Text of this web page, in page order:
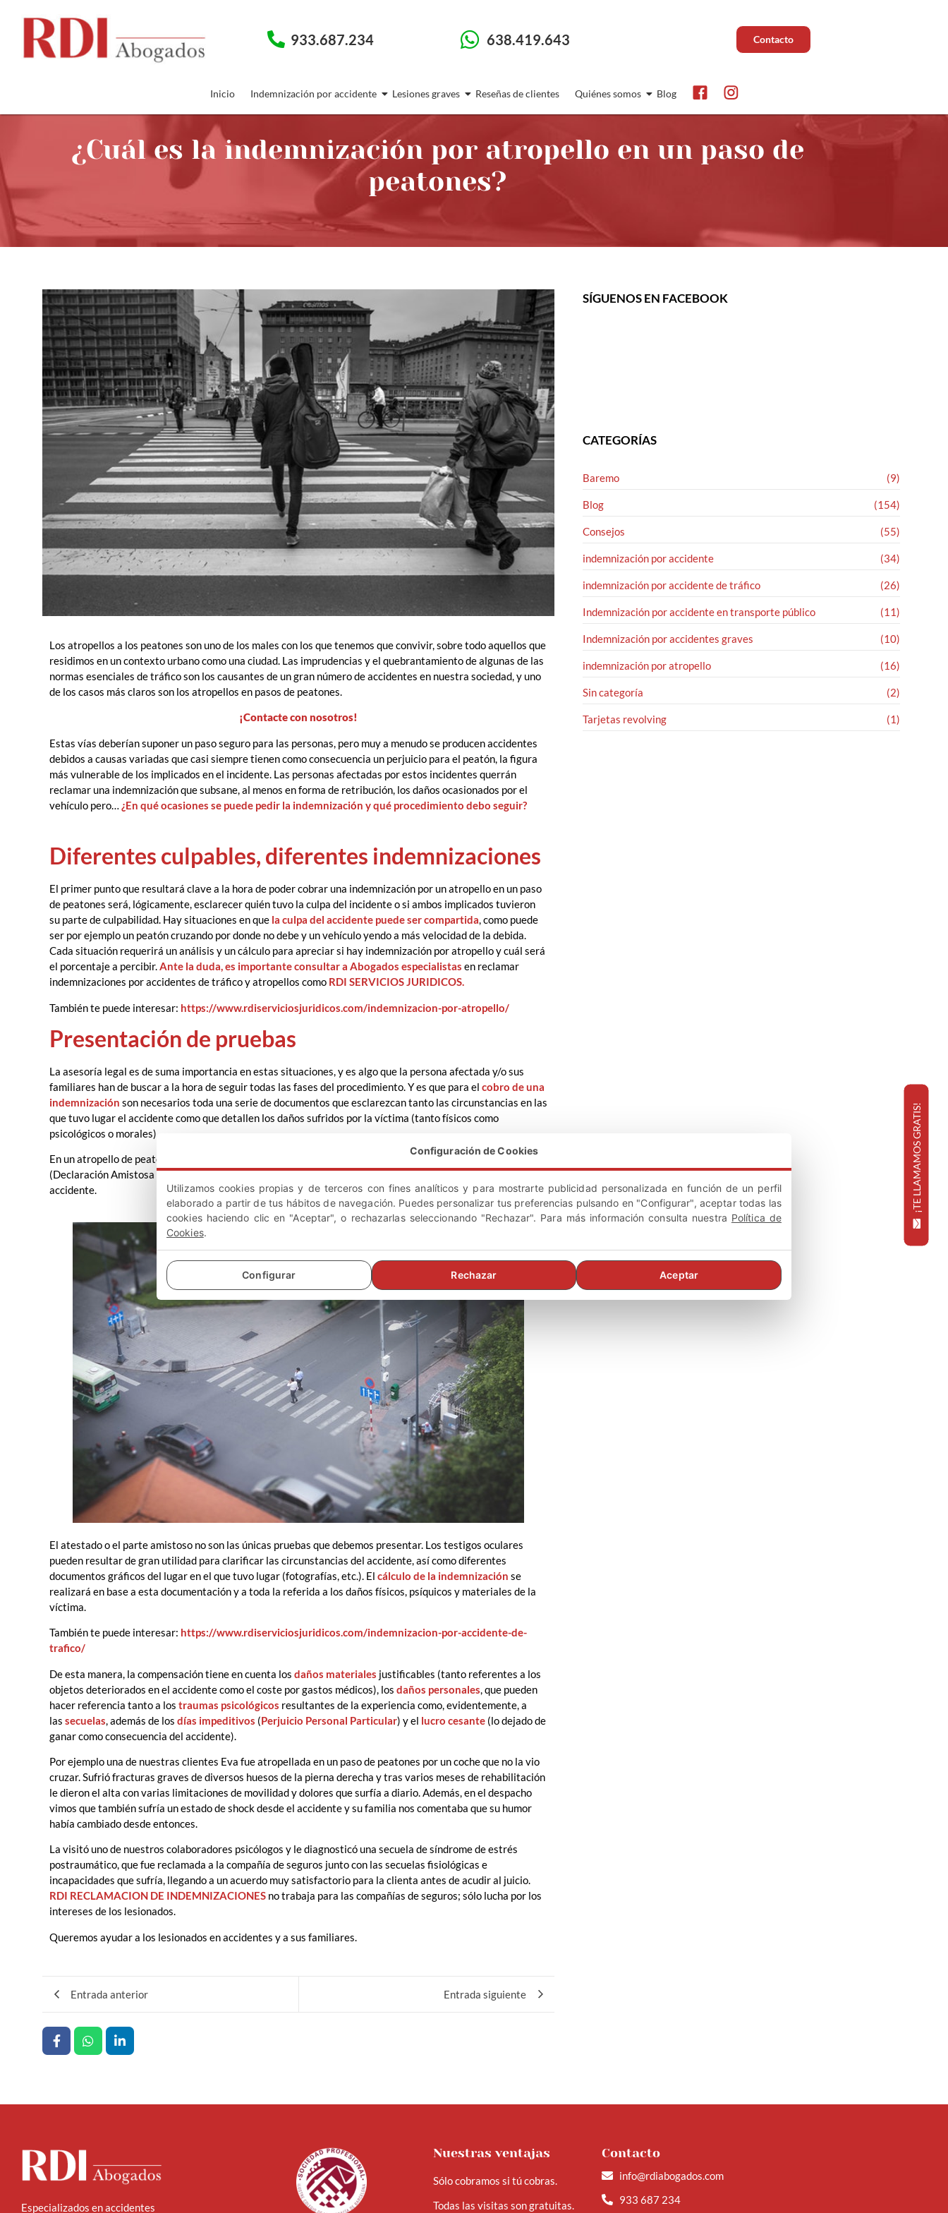
933.687.234 638.419.643 Contacto
Inicio Indemnización por accidente Lesiones graves Reseñas de clientes Quiénes somos Blog
¿Cuál es la indemnización por atropello en un paso de
peatones?
Los atropellos a los peatones son uno de los males con los que tenemos que convivir, sobre todo aquellos que
residimos en un contexto urbano como una ciudad. Las imprudencias y el quebrantamiento de algunas de las
normas esenciales de tráfico son los causantes de un gran número de accidentes en nuestra sociedad, y uno
de los casos más claros son los atropellos en pasos de peatones.
¡Contacte con nosotros!
Estas vías deberían suponer un paso seguro para las personas, pero muy a menudo se producen accidentes
debidos a causas variadas que casi siempre tienen como consecuencia un perjuicio para el peatón, la figura
más vulnerable de los implicados en el incidente. Las personas afectadas por estos incidentes querrán
reclamar una indemnización que subsane, al menos en forma de retribución, los daños ocasionados por el
vehículo pero… ¿En qué ocasiones se puede pedir la indemnización y qué procedimiento debo seguir?
Diferentes culpables, diferentes indemnizaciones
El primer punto que resultará clave a la hora de poder cobrar una indemnización por un atropello en un paso
de peatones será, lógicamente, esclarecer quién tuvo la culpa del incidente o si ambos implicados tuvieron
su parte de culpabilidad. Hay situaciones en que la culpa del accidente puede ser compartida, como puede
ser por ejemplo un peatón cruzando por donde no debe y un vehículo yendo a más velocidad de la debida.
Cada situación requerirá un análisis y un cálculo para apreciar si hay indemnización por atropello y cuál será
el porcentaje a percibir.Ante la duda, es importante consultar a Abogados especialistas en reclamar
indemnizaciones por accidentes de tráfico y atropellos como RDI SERVICIOS JURIDICOS.
También te puede interesar: https://www.rdiserviciosjuridicos.com/indemnizacion-por-atropello/
Presentación de pruebas
La asesoría legal es de suma importancia en estas situaciones, y es algo que la persona afectada y/o sus
familiares han de buscar a la hora de seguir todas las fases del procedimiento. Y es que para el cobro de una
indemnización son necesarios toda una serie de documentos que esclarezcan tanto las circunstancias en las
que tuvo lugar el accidente como que detallen los daños sufridos por la víctima (tanto físicos como
psicológicos o morales).
En un atropello de peatones es imprescindible presentar el atestado de tráfico o el parte amistoso
(Declaración Amistosa de Accidente), ya que estos documentos incluyen toda la información necesaria del
accidente.
El atestado o el parte amistoso no son las únicas pruebas que debemos presentar. Los testigos oculares
pueden resultar de gran utilidad para clarificar las circunstancias del accidente, así como diferentes
documentos gráficos del lugar en el que tuvo lugar (fotografías, etc.). El cálculo de la indemnización se
realizará en base a esta documentación y a toda la referida a los daños físicos, psíquicos y materiales de la
víctima.
También te puede interesar: https://www.rdiserviciosjuridicos.com/indemnizacion-por-accidente-de-
trafico/
De esta manera, la compensación tiene en cuenta los daños materiales justificables (tanto referentes a los
objetos deteriorados en el accidente como el coste por gastos médicos), los daños personales , que pueden
hacer referencia tanto a los traumas psicológicos resultantes de la experiencia como, evidentemente, a
las secuelas , además de los días impeditivos (Perjuicio Personal Particular) y el lucro cesante (lo dejado de
ganar como consecuencia del accidente).
Por ejemplo una de nuestras clientes Eva fue atropellada en un paso de peatones por un coche que no la vio
cruzar. Sufrió fracturas graves de diversos huesos de la pierna derecha y tras varios meses de rehabilitación
le dieron el alta con varias limitaciones de movilidad y dolores que surfía a diario. Además, en el despacho
vimos que también sufría un estado de shock desde el accidente y su familia nos comentaba que su humor
había cambiado desde entonces.
La visitó uno de nuestros colaboradores psicólogos y le diagnosticó una secuela de síndrome de estrés
postraumático, que fue reclamada a la compañía de seguros junto con las secuelas fisiológicas e
incapacidades que sufría, llegando a un acuerdo muy satisfactorio para la clienta antes de acudir al juicio.
RDI RECLAMACION DE INDEMNIZACIONES no trabaja para las compañías de seguros; sólo lucha por los
intereses de los lesionados.
Queremos ayudar a los lesionados en accidentes y a sus familiares.
Entrada anterior Entrada siguiente
SÍGUENOS EN FACEBOOK
CATEGORÍAS
Baremo (9)
Blog (154)
Consejos (55)
indemnización por accidente (34)
indemnización por accidente de tráfico (26)
Indemnización por accidente en transporte público (11)
Indemnización por accidentes graves (10)
indemnización por atropello (16)
Sin categoría (2)
Tarjetas revolving (1)
Especializados en accidentes
Nuestras ventajas
Sólo cobramos si tú cobras.
Todas las visitas son gratuitas.
Contacto
info@rdiabogados.com
933 687 234
¡TE LLAMAMOS GRATIS!
Configuración de Cookies
Utilizamos cookies propias y de terceros con fines analíticos y para mostrarte publicidad personalizada en función de un perfil
elaborado a partir de tus hábitos de navegación. Puedes personalizar tus preferencias pulsando en "Configurar", aceptar todas las
cookies haciendo clic en "Aceptar", o rechazarlas seleccionando "Rechazar". Para más información consulta nuestra Política de
Cookies.
Configurar Rechazar Aceptar